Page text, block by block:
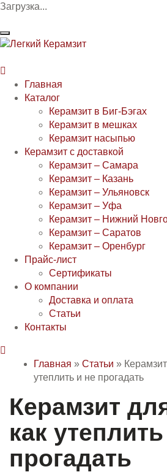
Загрузка...

Главная
Каталог
Керамзит в Биг-Бэгах
Керамзит в мешках
Керамзит насыпью
Керамзит с доставкой
Керамзит – Самара
Керамзит – Казань
Керамзит – Ульяновск
Керамзит – Уфа
Керамзит – Нижний
Керамзит – Саратов
Керамзит – Оренбург
Прайс-лист
Сертификаты
О компании
Доставка и оплата
Статьи
Контакты

Главная » Статьи »
утеплить и не прогадать
Керамзит
как
прогадать